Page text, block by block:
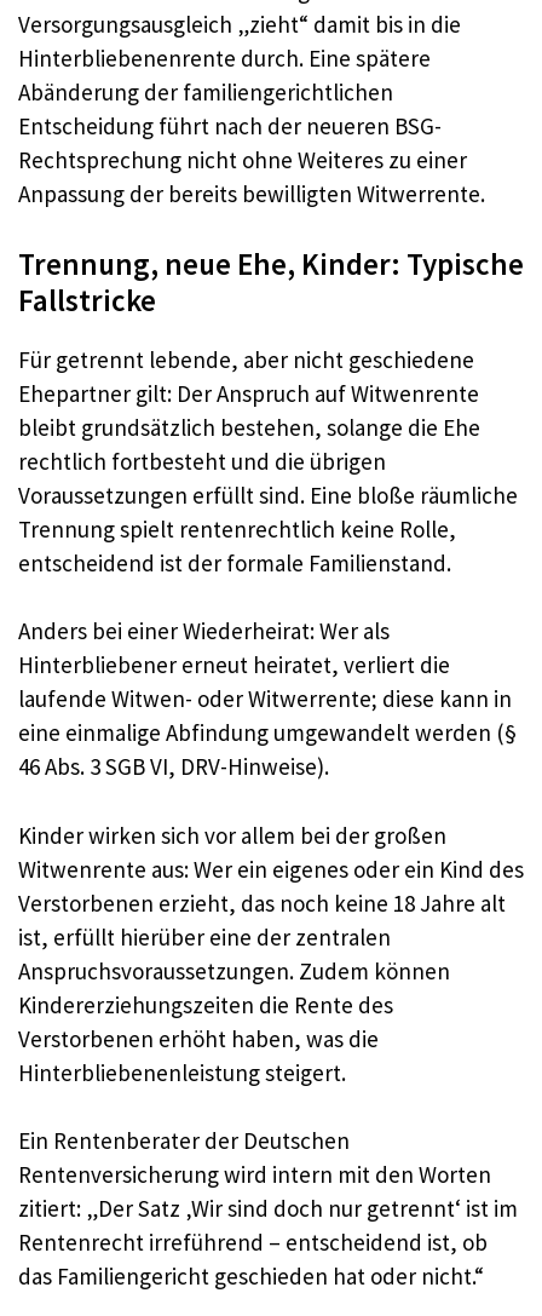
Versorgungsausgleich „zieht“ damit bis in die
Hinterbliebenenrente durch. Eine spätere
Abänderung der familiengerichtlichen
Entscheidung führt nach der neueren BSG-
Rechtsprechung nicht ohne Weiteres zu einer
Anpassung der bereits bewilligten Witwerrente.
Trennung, neue Ehe, Kinder: Typische
Fallstricke
Für getrennt lebende, aber nicht geschiedene
Ehepartner gilt: Der Anspruch auf Witwenrente
bleibt grundsätzlich bestehen, solange die Ehe
rechtlich fortbesteht und die übrigen
Voraussetzungen erfüllt sind. Eine bloße räumliche
Trennung spielt rentenrechtlich keine Rolle,
entscheidend ist der formale Familienstand.
Anders bei einer Wiederheirat: Wer als
Hinterbliebener erneut heiratet, verliert die
laufende Witwen- oder Witwerrente; diese kann in
eine einmalige Abfindung umgewandelt werden (§
46 Abs. 3 SGB VI, DRV-Hinweise).
Kinder wirken sich vor allem bei der großen
Witwenrente aus: Wer ein eigenes oder ein Kind des
Verstorbenen erzieht, das noch keine 18 Jahre alt
ist, erfüllt hierüber eine der zentralen
Anspruchsvoraussetzungen. Zudem können
Kindererziehungszeiten die Rente des
Verstorbenen erhöht haben, was die
Hinterbliebenenleistung steigert.
Ein Rentenberater der Deutschen
Rentenversicherung wird intern mit den Worten
zitiert: „Der Satz ‚Wir sind doch nur getrennt‘ ist im
Rentenrecht irreführend – entscheidend ist, ob
das Familiengericht geschieden hat oder nicht.“